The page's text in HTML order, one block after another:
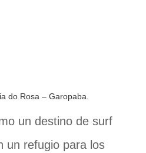
do Rosa – Garopaba.
un destino de surf
un refugio para los